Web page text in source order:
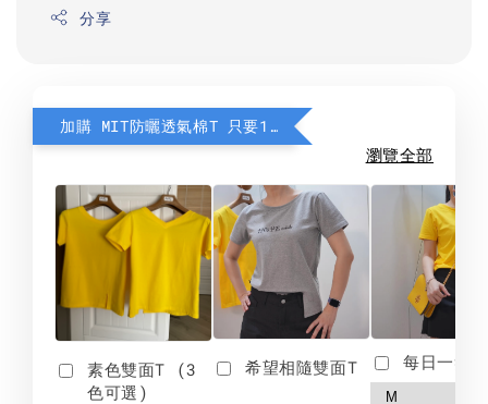
分享
加購 MIT防曬透氣棉T 只要190元
瀏覽全部
素色雙面T (3
色可選)
希望相隨雙面T 每日一笑